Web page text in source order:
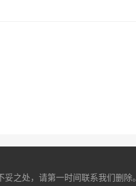
之处，请第一时间联系我们删除